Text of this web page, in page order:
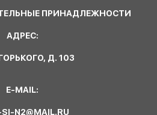
ПРИНАДЛЕЖНОСТИ
АДРЕС:
Д. 103
E-MAIL:
SI-N2@MAIL.RU